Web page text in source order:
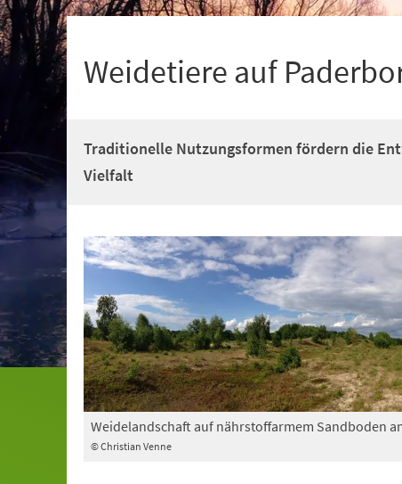
Weidetiere auf
Traditionelle Nutzungsformen fördern die
Vielfalt
© Christian Venne
Weidelandschaft auf nährstoffarmem Sandboden